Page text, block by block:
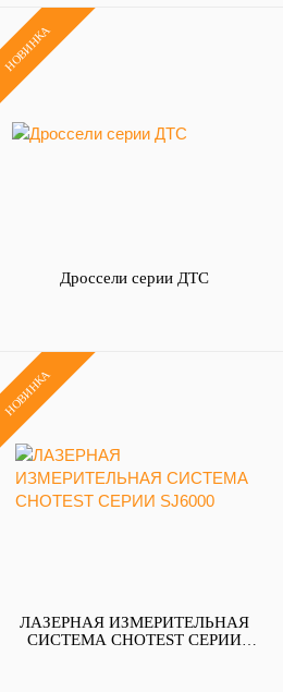
НОВИНКА
Дроссели серии ДТС
НОВИНКА
ЛАЗЕРНАЯ ИЗМЕРИТЕЛЬНАЯ
СИСТЕМА CHOTEST СЕРИИ